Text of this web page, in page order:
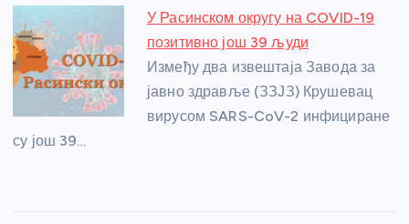
У Расинском округу на COVID-19
позитивно још 39 људи
Између два извештаја Завода за
јавно здравље (ЗЗЈЗ) Крушевац
вирусом SARS-CoV-2 инфициране
су још 39…